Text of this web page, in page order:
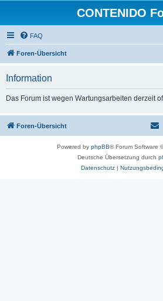
CONTENIDO
FAQ
Foren-Übersicht
Information
Das Forum ist wegen Wartungsarbeiten derzeit
Foren-Übersicht
Powered by phpBB® Forum Software
Deutsche Übersetzung durch
Datenschutz|